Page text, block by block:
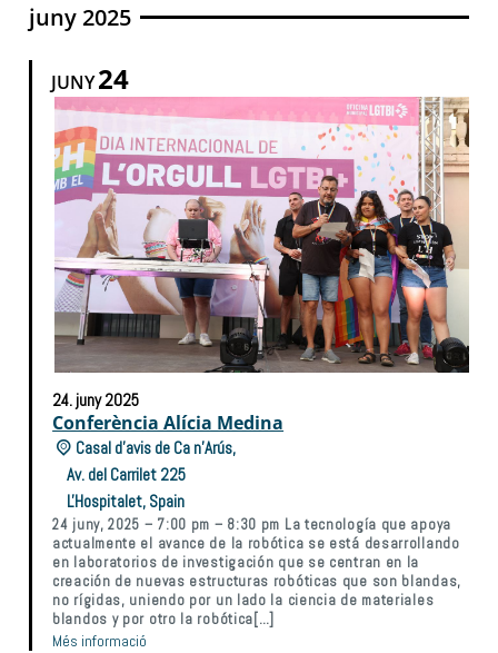
juny 2025
JUNY24
24. juny2025
Conferència Alícia Medina
Casal d’avis de Ca n’Arús,
Av. del Carrilet 225
L'Hospitalet, Spain
24 juny, 2025 – 7:00 pm – 8:30 pm La tecnología que apoya
actualmente el avance de la robótica se está desarrollando
en laboratorios de investigación que se centran en la
creación de nuevas estructuras robóticas que son blandas,
no rígidas, uniendo por un lado la ciencia de materiales
blandos y por otro la robótica[…]
Més informació